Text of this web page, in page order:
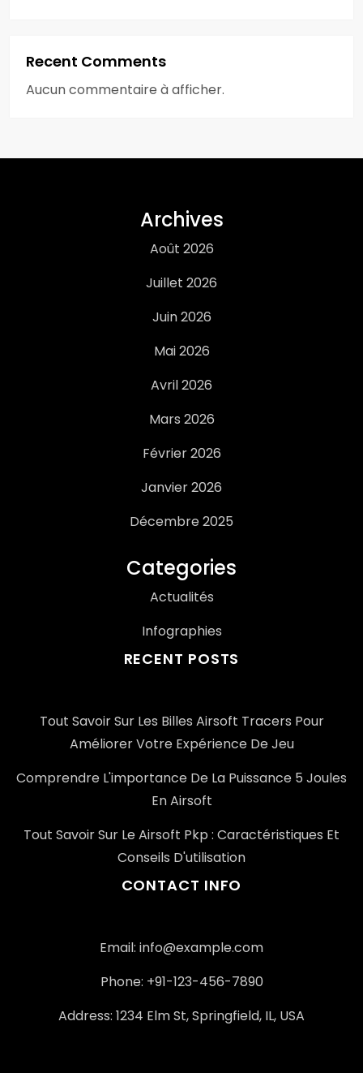
Recent Comments
Aucun commentaire à afficher.
Archives
Août 2026
Juillet 2026
Juin 2026
Mai 2026
Avril 2026
Mars 2026
Février 2026
Janvier 2026
Décembre 2025
Categories
Actualités
Infographies
RECENT POSTS
Tout Savoir Sur Les Billes Airsoft Tracers Pour
Améliorer Votre Expérience De Jeu
Comprendre L'importance De La Puissance 5 Joules
En Airsoft
Tout Savoir Sur Le Airsoft Pkp : Caractéristiques Et
Conseils D'utilisation
CONTACT INFO
Email: info@example.com
Phone: +91-123-456-7890
Address: 1234 Elm St, Springfield, IL, USA